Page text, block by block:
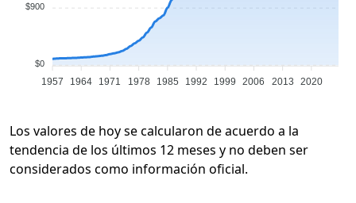
$900
$0
1957 1964 1971 1978 1985 1992 1999 2006 2013 2020
Los valores de hoy se calcularon de acuerdo a la
tendencia de los últimos 12 meses y no deben ser
considerados como información oficial.